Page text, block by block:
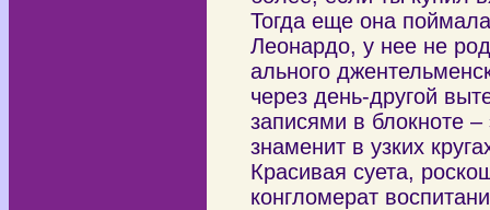
Тогда еще она
Леонардо, у нее не
ального
через день-другой
записями в блокноте
знаменит в узких
Красивая суета,
конгломерат